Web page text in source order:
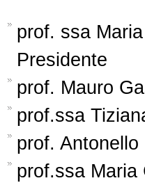
prof. ssa
Presidente
prof. Mauro
prof.ssa
prof. Antonello
prof.ssa Maria